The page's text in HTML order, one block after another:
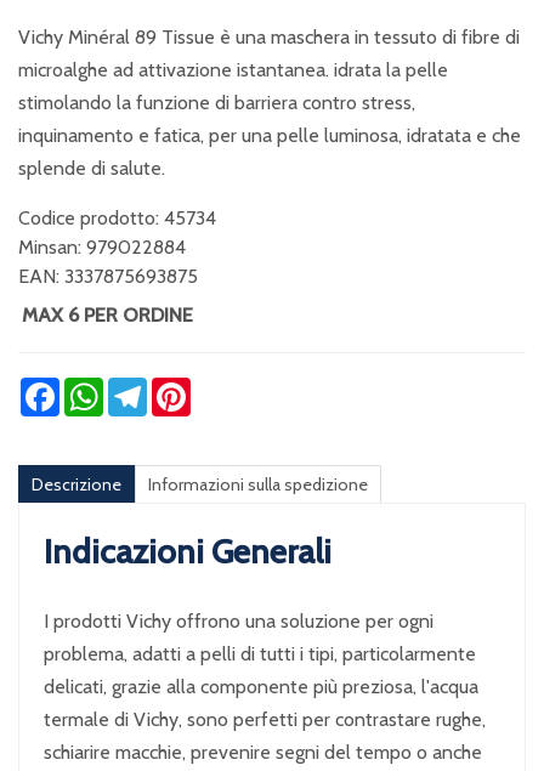
Vichy Minéral 89 Tissue è una maschera in tessuto di fibre di
microalghe ad attivazione istantanea. idrata la pelle
stimolando la funzione di barriera contro stress,
inquinamento e fatica, per una pelle luminosa, idratata e che
splende di salute.
Codice prodotto: 45734
Minsan: 979022884
EAN: 3337875693875
MAX 6 PER ORDINE
FacebookWhatsApp
Telegram
Descrizione Informazioni sulla spedizione
Indicazioni Generali
I prodotti Vichy offrono una soluzione per ogni
problema, adatti a pelli di tutti i tipi, particolarmente
delicati, grazie alla componente più preziosa, l'acqua
termale di Vichy, sono perfetti per contrastare rughe,
schiarire macchie, prevenire segni del tempo o anche